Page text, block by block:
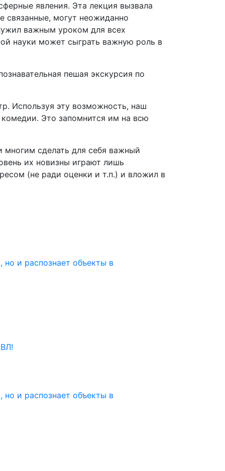
явления. Эта лекция вызвала
связанные, могут неожиданно
важным уроком для всех
науки может сыграть важную роль в
пешая экскурсия по
Используя эту возможность, наш
Это запомнится им на всю
многим сделать для себя важный
их новизны играют лишь
(не ради оценки и т.п.) и вложил в
и распознает объекты в
и распознает объекты в